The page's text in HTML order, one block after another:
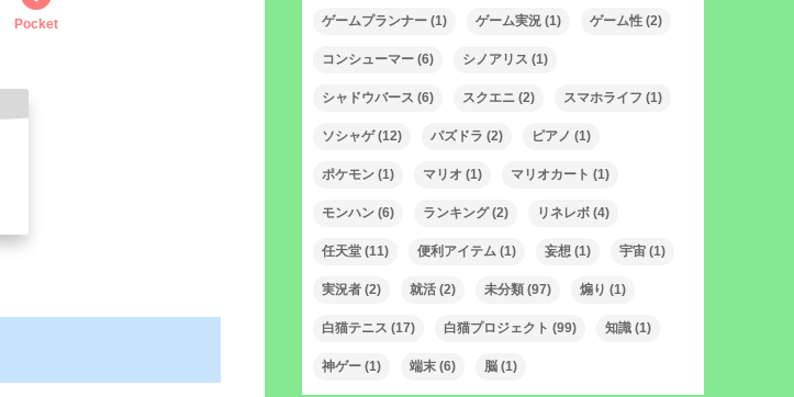
Pocket ゲームプランナー (1) ゲーム実況 (1) ゲーム性 (2)
コンシューマー (6) シノアリス (1)
シャドウバース (6) スクエニ (2) スマホライフ (1)
ソシャゲ(12) パズドラ (2) ピアノ (1)
ポケモン (1) マリオ (1) マリオカート (1)
モンハン (6) ランキング(2) リネレボ (4)
任天堂 (11) 便利アイテム (1) 妄想 (1) 宇宙 (1)
実況者 (2) 就活 (2) 未分類 (97) 煽り (1)
白猫テニス (17) 白猫プロジェクト (99) 知識 (1)
神ゲー (1) 端末 (6) 脳 (1)